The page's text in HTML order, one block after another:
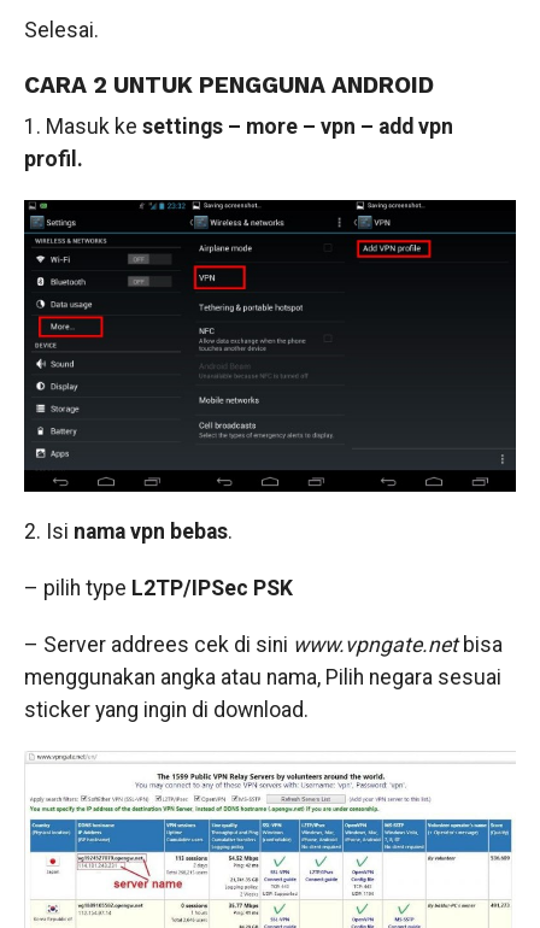
Selesai.
CARA 2 UNTUK PENGGUNA ANDROID
1. Masuk ke settings – more – vpn – add vpn
profil.
2. Isi nama vpn bebas.
– pilih type L2TP/IPSec PSK
– Server addrees cek di sini www.vpngate.net bisa
menggunakan angka atau nama, Pilih negara sesuai
sticker yang ingin di download.